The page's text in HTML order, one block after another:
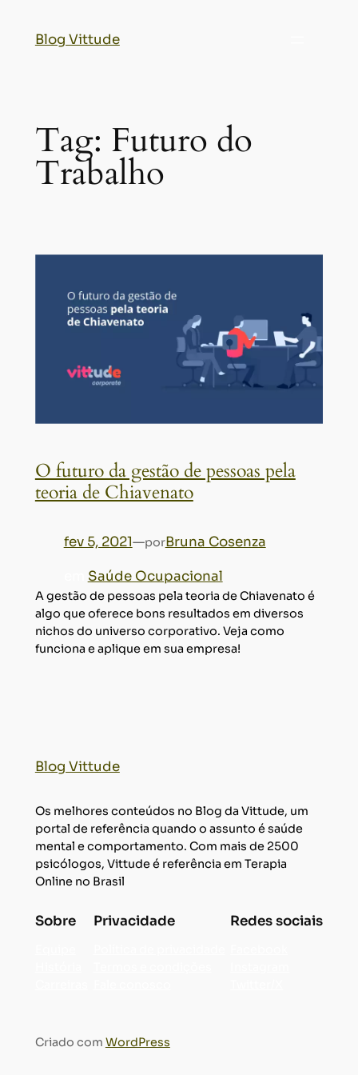
Blog Vittude
Tag: Futuro do
Trabalho
O futuro da gestão de pessoas pela
teoria de Chiavenato
fev 5, 2021—porBruna Cosenza
Saúde Ocupacional
A gestão de pessoas pela teoria de Chiavenato é
algo que oferece bons resultados em diversos
nichos do universo corporativo. Veja como
funciona e aplique em sua empresa!
Blog Vittude
Os melhores conteúdos no Blog da Vittude, um
portal de referência quando o assunto é saúde
mental e comportamento. Com mais de 2500
psicólogos, Vittude é referência em Terapia
Online no Brasil
Sobre Privacidade Redes sociais
Criado com WordPress